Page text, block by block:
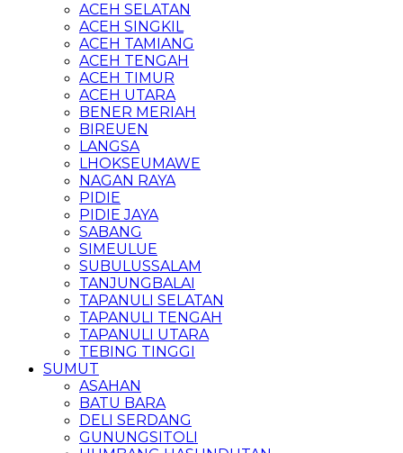
ACEH SELATAN
ACEH SINGKIL
ACEH TAMIANG
ACEH TENGAH
ACEH TIMUR
ACEH UTARA
BENER MERIAH
BIREUEN
LANGSA
LHOKSEUMAWE
NAGAN RAYA
PIDIE
PIDIE JAYA
SABANG
SIMEULUE
SUBULUSSALAM
TANJUNGBALAI
TAPANULI SELATAN
TAPANULI TENGAH
TAPANULI UTARA
TEBING TINGGI
SUMUT
ASAHAN
BATU BARA
DELI SERDANG
GUNUNGSITOLI